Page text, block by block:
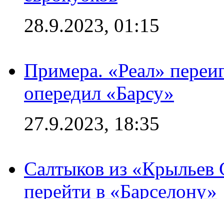
28.9.2023, 01:15
Примера. «Реал»
опередил «Барсу»
27.9.2023, 18:35
Салтыков из «Крыльев
перейти в «Барселону»